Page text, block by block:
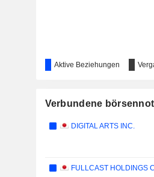
Aktive Beziehungen
Verbundene
DIGITAL ARTS INC.
FULLCAST HOLDINGS